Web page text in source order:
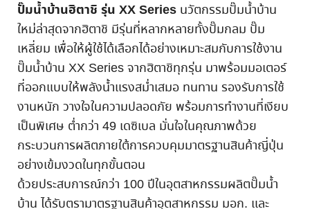
ปั๊มน้ำบ้านฮิตาชิ รุ่น XX Series นวัตกรรมปั๊มน้ำบ้าน
ใหม่ล่าสุดจากฮิตาชิ มีรุ่นที่หลากหลายทั้งปั๊มกลม ปั๊ม
เหลี่ยม เพื่อให้ผู้ใช้ได้เลือกได้อย่างเหมาะสมกับการใช้งาน
ปั๊มน้ำบ้าน XX Series จากฮิตาชิทุกรุ่น มาพร้อมมอเตอร์
ที่ออกแบบให้พลังน้ำแรงสม่ำเสมอ ทนทาน รองรับการใช้
งานหนัก วางใจในความปลอดภัย พร้อมการทำงานที่เงียบ
เป็นพิเศษ ต่ำกว่า 49 เดซิเบล มั่นใจในคุณภาพด้วย
กระบวนการผลิตภายใต้การควบคุมมาตรฐานสินค้าญี่ปุ่น
อย่างเข้มงวดในทุกขั้นตอน
ด้วยประสบการณ์กว่า 100 ปีในอุตสาหกรรมผลิตปั๊มน้ำ
บ้าน ได้รับตรามาตรฐานสินค้าอุตสาหกรรม มอก. และ